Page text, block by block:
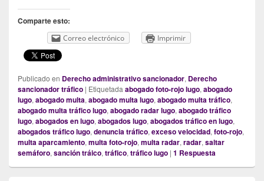
Comparte esto:
Correo electrónico Imprimir
Publicado en Derecho administrativo sancionador, Derecho
sancionador tráfico | Etiquetada abogado foto-rojo lugo, abogado
lugo, abogado multa, abogado multa lugo, abogado multa tráfico,
abogado multa tráfico lugo, abogado radar lugo, abogado tráfico
lugo, abogados en lugo, abogados lugo, abogados tráfico en lugo,
abogados tráfico lugo, denuncia tráfico, exceso velocidad, foto-rojo,
multa aparcamiento, multa foto-rojo, multa radar, radar, saltar
semáforo, sanción tráico, tráfico, tráfico lugo | 1 Respuesta